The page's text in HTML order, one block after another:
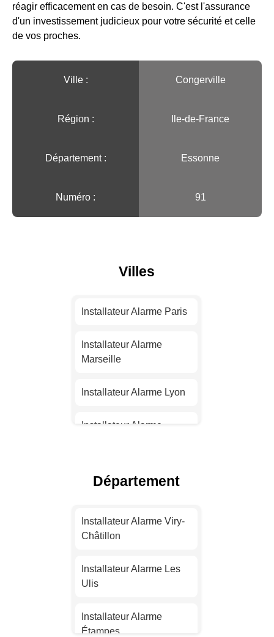
réagir efficacement en cas de besoin. C'est l'assurance
d'un investissement judicieux pour votre sécurité et celle
de vos proches.
Ville :️ Congerville
Région :️ Ile-de-France
Département : Essonne
Numéro : 91
Villes
Installateur Alarme Paris
Installateur Alarme
Marseille
Installateur Alarme Lyon
Installateur Alarme
Installateur Alarme Nice
Nantes
Strasbourg
Montpellier
Département
Installateur Alarme Viry-
Châtillon
Installateur Alarme Les
Ulis
Installateur Alarme
Étampes